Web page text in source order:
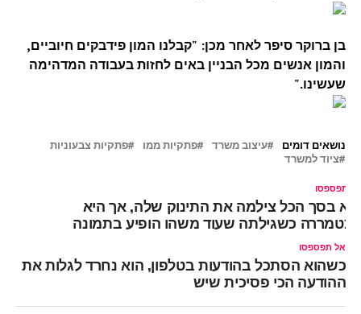
בן ברוקר סיפר לאחר מכן: "קבלנו המון פידבקים חיוביים,
והמון אנשים מכל הבניין באים לחזות בעבודה המדהימה
שעשינו."
נושאים דומים עיצוב משרד פתקיות ממו
פתקיות צבעוניות
ציוד למשרד
תפספסו
בסך הכל צילמה את התינוק שלה, אך היא
כשגילתה שעוד משהו הופיע בתמונה
אל תפספסו
כשהוא הסתכל בהודעות בטלפון, הוא נחרד לגלות את
ההודעה הכי פסיכית שיש